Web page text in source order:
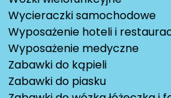
Wycieraczki samochodowe
Wyposażenie hoteli i
Wyposażenie medyczne
Zabawki do kąpieli
Zabawki do piasku